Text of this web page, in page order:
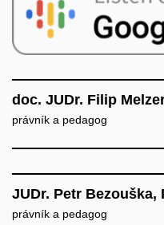
doc. JUDr. Filip
právník a pedagog
JUDr. Petr Bezouška,
právník a pedagog